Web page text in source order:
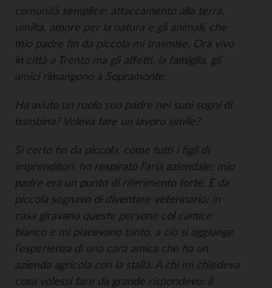
comunità semplice: attaccamento alla terra,
umiltà, amore per la natura e gli animali, che
mio padre fin da piccola mi trasmise. Ora vivo
in città a Trento ma gli affetti, la famiglia, gli
amici rimangono a Sopramonte.
Ha avuto un ruolo suo padre nei suoi sogni di
bambina? Voleva fare un lavoro simile?
Si certo fin da piccola, come tutti i figli di
imprenditori, ho respirato l’aria aziendale; mio
padre era un punto di riferimento forte. E da
piccola sognavo di diventare veterinario: in
casa giravano queste persone col camice
bianco e mi piacevano tanto, a ciò si aggiunge
l’esperienza di una cara amica che ha un
azienda agricola con la stalla. A chi mi chiedeva
cosa volessi fare da grande rispondevo: il